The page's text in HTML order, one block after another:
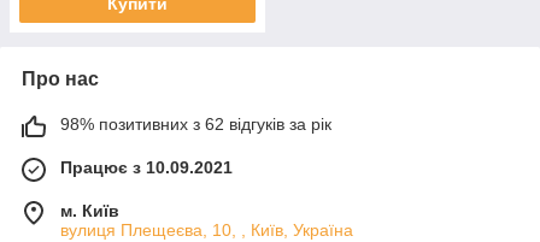
Про нас
98% позитивних з 62 відгуків за рік
Працює з 10.09.2021
м. Київ
вулиця Плещеєва, 10, , Київ, Україна